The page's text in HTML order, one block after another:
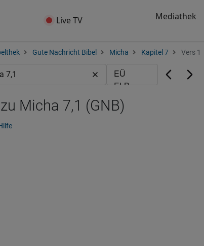
Live TV Mediathek
Gute Nachricht Bibel Micha Kapitel 7 Vers 1
Micha 7,1 (GNB)